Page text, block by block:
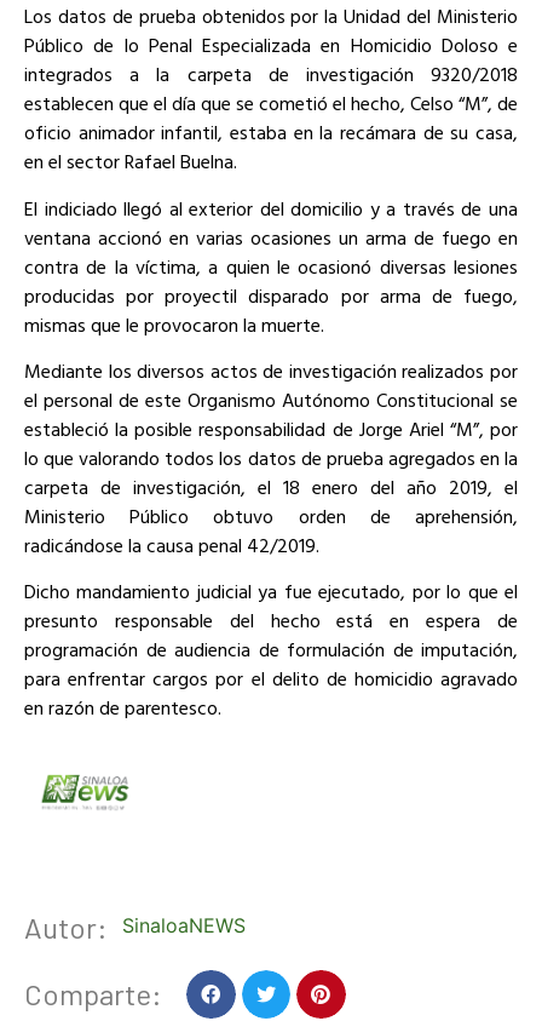
Los datos de prueba obtenidos por la Unidad del Ministerio
Público de lo Penal Especializada en Homicidio Doloso e
integrados a la carpeta de investigación 9320/2018
establecen que el día que se cometió el hecho, Celso “M”, de
oficio animador infantil, estaba en la recámara de su casa,
en el sector Rafael Buelna.
El indiciado llegó al exterior del domicilio y a través de una
ventana accionó en varias ocasiones un arma de fuego en
contra de la víctima, a quien le ocasionó diversas lesiones
producidas por proyectil disparado por arma de fuego,
mismas que le provocaron la muerte.
Mediante los diversos actos de investigación realizados por
el personal de este Organismo Autónomo Constitucional se
estableció la posible responsabilidad de Jorge Ariel “M”, por
lo que valorando todos los datos de prueba agregados en la
carpeta de investigación, el 18 enero del año 2019, el
Ministerio Público obtuvo orden de aprehensión,
radicándose la causa penal 42/2019.
Dicho mandamiento judicial ya fue ejecutado, por lo que el
presunto responsable del hecho está en espera de
programación de audiencia de formulación de imputación,
para enfrentar cargos por el delito de homicidio agravado
en razón de parentesco.
Autor: SinaloaNEWS
Comparte: